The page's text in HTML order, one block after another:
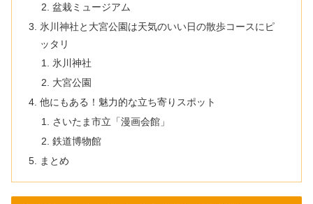
盆栽ミュージアム
氷川神社と大宮公園は天気のいい日の散歩コースにピ
ッタリ
氷川神社
大宮公園
他にもある！魅力的な立ち寄りスポット
さいたま市立「漫画会館」
鉄道博物館
まとめ